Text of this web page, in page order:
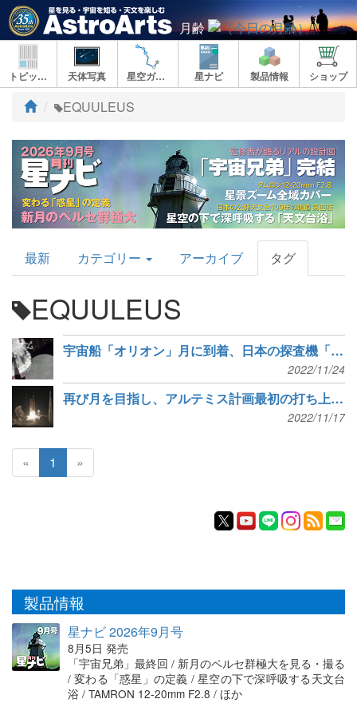
月齢
トピックス 天体写真 星空ガイド 星ナビ 製品情報 ショップ
ト
プ
EQUULEUS
AstroArts
Topics
最新 カテゴリー アーカイブ タグ
EQUULEUS
宇宙船「オリオン」月に到着、日本の探査機「エクレウス」は月フライバイ
2022/11/24
再び月を目指し、アルテミス計画最初の打ち上げ成功
2022/11/17
« 1 »
製品情報
星ナビ 2026年9月号
8月5日 発売
「宇宙兄弟」最終回 / 新月のペルセ群極大を見る・撮る
/ 変わる「惑星」の定義 / 星空の下で深呼吸する天文台
浴 / TAMRON 12-20mm F2.8 / ほか